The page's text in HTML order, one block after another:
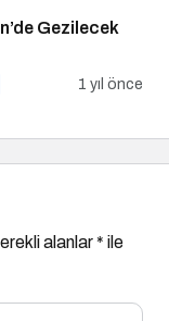
Gezilecek
1 yıl önce
alanlar* ile